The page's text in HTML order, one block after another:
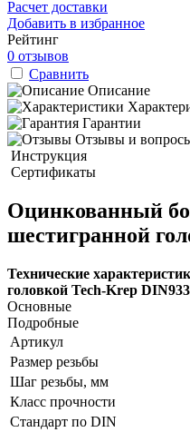
Расчет доставки
Добавить в избранное
Рейтинг
0 отзывов
Сравнить
Описание
Гарантии
Отзывы и
Инструкция
Сертификаты
Оцинкованный
шестигранной
Технические
головкой Tech-Krep
Основные
Подробные
Артикул
Размер резьбы
Шаг резьбы, мм
Класс прочности
Стандарт по DIN